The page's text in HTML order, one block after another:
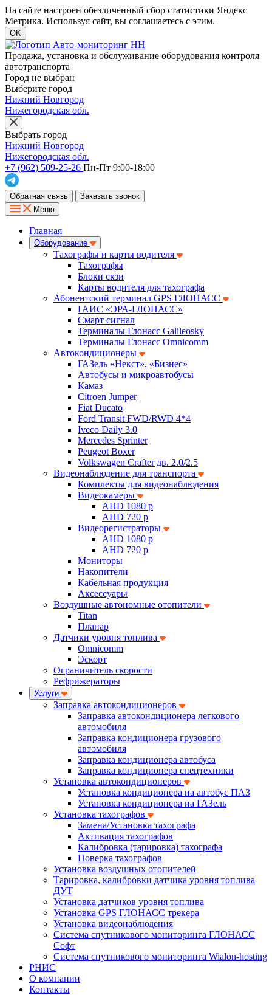
На сайте настроен обезличенный сбор статистики Яндекс
Метрика. Используя сайт, вы соглашаетесь с этим.
OK
Продажа, установка и обслуживание оборудования контроля
автотранспорта
Город не выбран
Выберите город
Нижний Новгород
Нижегородская обл.
Выбрать город
Нижний Новгород
Нижегородская обл.
+7 (962) 509-25-26 Пн-Пт 9:00-18:00
Обратная связь
Заказать звонок
Меню
Главная
Оборудование
Тахографы и карты водителя
Тахографы
Блоки скзи
Карты водителя для тахографа
Абонентский терминал GPS ГЛОНАСС
ГАИС «ЭРА-ГЛОНАСС»
Смарт сигнал
Терминалы Глонасс Galileosky
Терминалы Глонасс Omnicomm
Автокондиционеры
ГАЗель «Некст», «Бизнес»
Автобусы и микроавтобусы
Камаз
Citroen Jumper
Fiat Ducato
Ford Transit FWD/RWD 4*4
Iveco Daily 3.0
Mercedes Sprinter
Peugeot Boxer
Volkswagen Crafter дв. 2.0/2.5
Видеонаблюдение для транспорта
Комплекты для видеонаблюдения
Видеокамеры
AHD 1080 p
AHD 720 p
Видеорегистраторы
AHD 1080 p
AHD 720 p
Мониторы
Накопители
Кабельная продукция
Аксессуары
Воздушные автономные отопители
Titan
Планар
Датчики уровня топлива
Omnicomm
Эскорт
Ограничитель скорости
Рефрижераторы
Услуги
Заправка автокондиционеров
Заправка автокондиционера легкового
автомобиля
Заправка кондиционера грузового
автомобиля
Заправка кондиционера автобуса
Заправка кондиционера спецтехники
Установка автокондиционеров
Установка кондиционера на автобус ПАЗ
Установка кондиционера на ГАЗель
Установка тахографов
Замена/Установка тахографа
Активация тахографов
Калибровка (тарировка) тахографа
Поверка тахографов
Установка воздушных отопителей
Тарировка, калибровки датчика уровня топлива
ДУТ
Установка датчиков уровня топлива
Установка GPS ГЛОНАСС трекера
Установка видеонаблюдения
Система спутникового мониторинга ГЛОНАСС
Софт
Система спутникового мониторинга Wialon-hosting
РНИС
О компании
Контакты